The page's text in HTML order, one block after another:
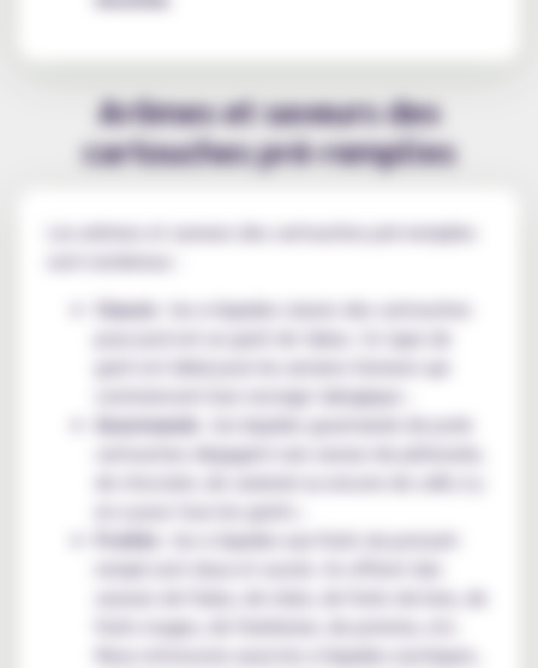
Arômes et saveurs des
cartouches pré-remplies
Les arômes et saveurs des cartouches pré-remplies
Classic
: les e-liquides classic des cartouches
pour pod ont un goût de tabac. Ce type de
commencent leur sevrage tabagique ;
Gourmands
: les liquides gourmands de pods
cartouches dégagent une saveur de pâtisserie,
Fruités
: les e liquides aux fruits du pod pré-
saveurs de fraise, de mûre, de fruits de bois, de
fruits rouges, de framboise, de pomme, etc.
Nous retrouvons aussi les e-liquides exotiques,